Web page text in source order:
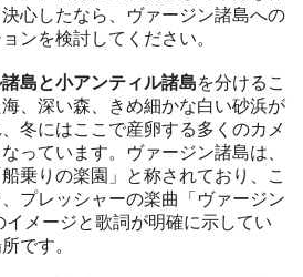
心したなら、ヴァージン諸島への
ンを検討してください。
島と小アンティル諸島を分けるこ
、深い森、きめ細かな白い砂浜が
冬にはここで産卵する多くのカメ
っています。ヴァージン諸島は、
乗りの楽園」と称されており、こ
プレッシャーの楽曲「ヴァージン
メージと歌詞が明確に示してい
です。